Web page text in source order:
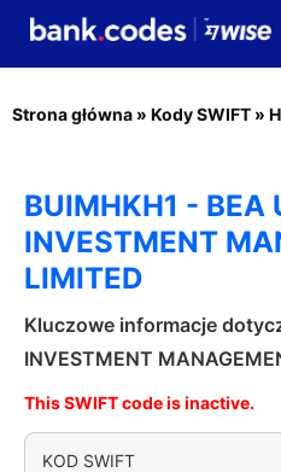
Strona główna » Kody SWIFT »
BUIMHKH1 - BEA
INVESTMENT
LIMITED
Kluczowe informacje
INVESTMENT
This SWIFT code is inactive.
KOD SWIFT